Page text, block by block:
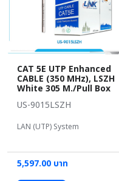
CAT 5E UTP Enhanced
CABLE (350 MHz), LSZH
White 305 M./Pull Box
US-9015LSZH
LAN (UTP) System
5,597.00 บาท